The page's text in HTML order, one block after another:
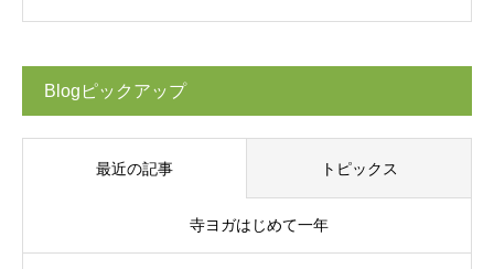
Blogピックアップ
最近の記事 トピックス
寺ヨガはじめて一年